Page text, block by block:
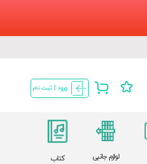
ورود | ثبت نام
لوازم جانبی کتاب